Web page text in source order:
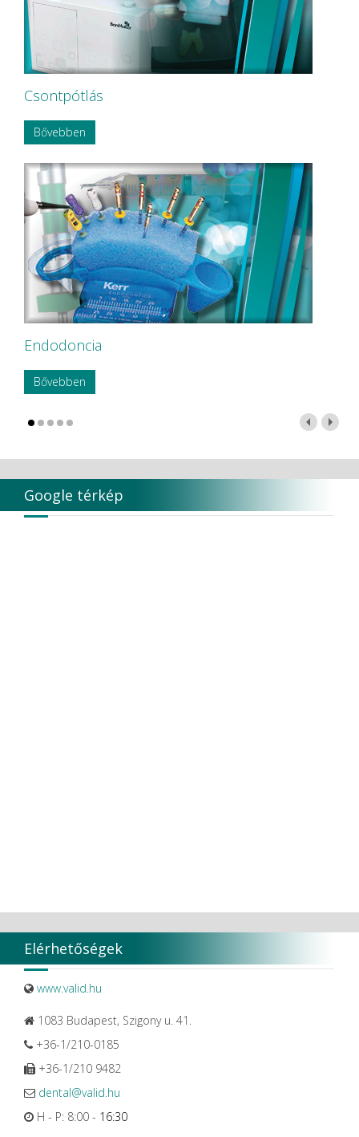
Csontpótlás
Bővebben
Endodoncia
Bővebben
Google térkép
Elérhetőségek
www.valid.hu
1083 Budapest, Szigony u. 41.
+36-1/210-0185
+36-1/210 9482
dental@valid.hu
H - P: 8:00 - 16:30